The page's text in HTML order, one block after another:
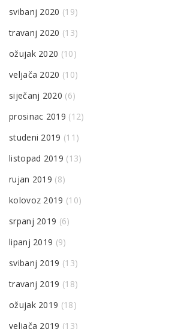
svibanj 2020 (19)
travanj 2020 (13)
ožujak 2020 (10)
veljača 2020 (10)
siječanj 2020 (6)
prosinac 2019 (12)
studeni 2019 (11)
listopad 2019 (13)
rujan 2019 (8)
kolovoz 2019 (10)
srpanj 2019 (6)
lipanj 2019 (9)
svibanj 2019 (13)
travanj 2019 (18)
ožujak 2019 (18)
veljača 2019 (13)